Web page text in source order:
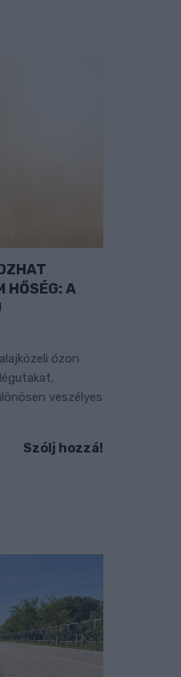
HŐSÉG: A
ózon
veszélyes
Szólj hozzá!